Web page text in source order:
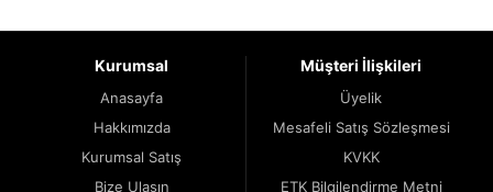
Kurumsal
Anasayfa
Hakkımızda
Kurumsal Satış
Bize Ulaşın
Müşteri İlişkileri
Üyelik
Mesafeli Satış Sözleşmesi
KVKK
ETK Bilgilendirme Metni